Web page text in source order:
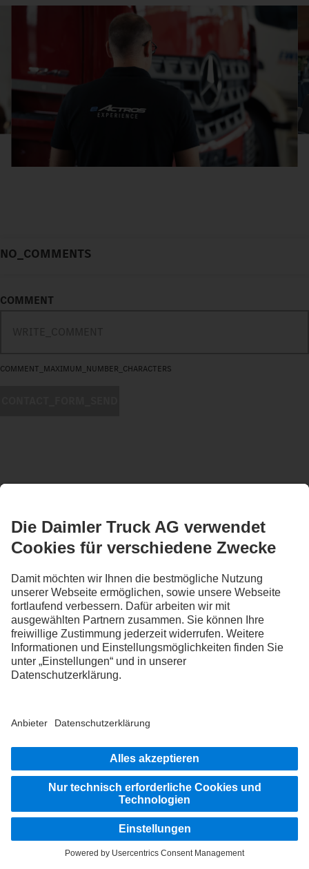
NO_COMMENTS
COMMENT
COMMENT_MAXIMUM_NUMBER_CHARACTERS
Entdecke Mercedes-Benz Trucks auf unseren digitalen
Kanälen.
FOLLOW THE ROADSTARS.
Tausche jetzt Erfahrungen mit anderen Truckerinnen und
Truckern aus.
Steig ein